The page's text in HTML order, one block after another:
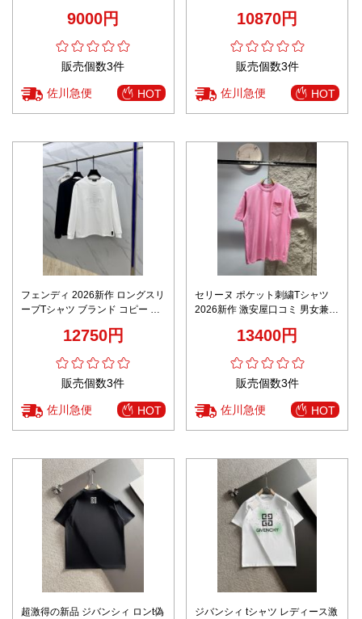
9000円
販売個数3件
佐川急便 HOT
10870円
販売個数3件
佐川急便 HOT
フェンディ 2026新作 ロングスリ
ーブTシャツ ブランド コピー 高
適な着心地 高評価口コミ多数 安
12750円
販売個数3件
佐川急便 HOT
セリーヌ ポケット刺繍Tシャツ
2026新作 激安屋口コミ 男女兼用
デザイン 高再現度 レビュー高評
13400円
販売個数3件
佐川急便 HOT
超激得の新品 ジバンシィ ロンt偽
ジバンシィ tシャツ レディース激